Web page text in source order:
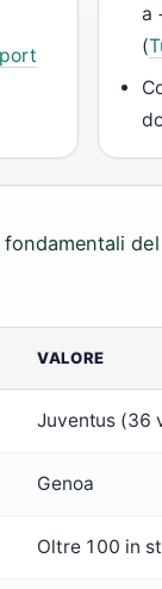
a
(
VALORE
Juventus (36
Genoa
Oltre 100 in